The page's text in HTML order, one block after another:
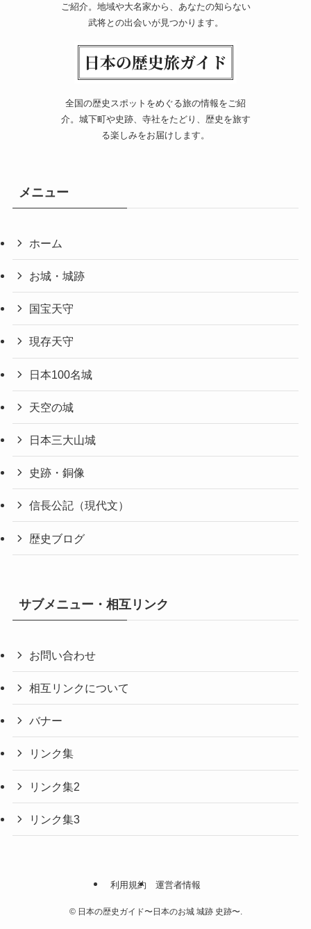
ご紹介。地域や大名家から、あなたの知らない
武将との出会いが見つかります。
全国の歴史スポットをめぐる旅の情報をご紹
介。城下町や史跡、寺社をたどり、歴史を旅す
る楽しみをお届けします。
メニュー
ホーム
お城・城跡
国宝天守
現存天守
日本100名城
天空の城
日本三大山城
史跡・銅像
信長公記（現代文）
歴史ブログ
サブメニュー・相互リンク
お問い合わせ
相互リンクについて
バナー
リンク集
リンク集2
リンク集3
利用規約 運営者情報
©日本の歴史ガイド〜日本のお城 城跡 史跡〜.